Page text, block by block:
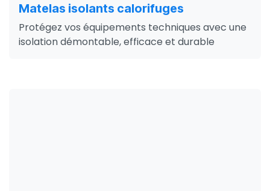
Matelas isolants calorifuges
Protégez vos équipements techniques avec une
isolation démontable, efficace et durable